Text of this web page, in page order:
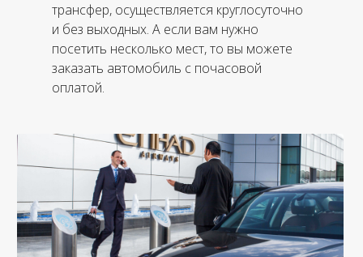
трансфер, осуществляется круглосуточно
и без выходных. А если вам нужно
посетить несколько мест, то вы можете
заказать автомобиль с почасовой
оплатой.